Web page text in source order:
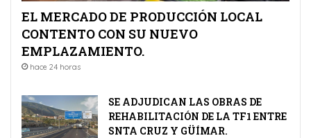
EL MERCADO DE PRODUCCIÓN LOCAL
CONTENTO CON SU NUEVO
EMPLAZAMIENTO.
hace 24 horas
SE ADJUDICAN LAS OBRAS DE
REHABILITACIÓN DE LA TF1 ENTRE
SNTA CRUZ Y GÜÍMAR.